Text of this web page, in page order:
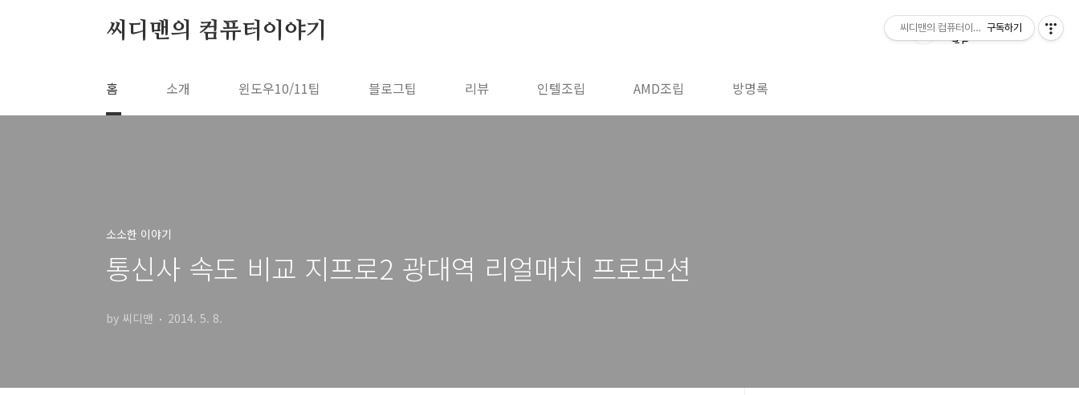
씨디맨의 컴퓨터이야기
홈 소개 윈도우10/11팁 블로그팁 리뷰 인텔조립 AMD조립 방명록
소소한 이야기
통신사 속도 비교 지프로2 광대역 리얼매치 프로모션
by 씨디맨 2014. 5. 8.
씨디맨의 컴퓨터이야기구독하기